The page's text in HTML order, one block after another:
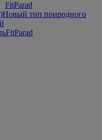
FitParad
Новый тип природного
FitParad